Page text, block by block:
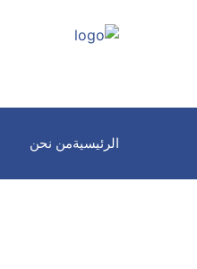
الرئيسيةمن نحن